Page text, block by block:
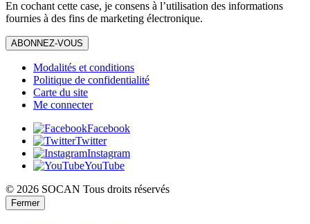
En cochant cette case, je consens à l’utilisation des informations
fournies à des fins de marketing électronique.
ABONNEZ-VOUS
Modalités et conditions
Politique de confidentialité
Carte du site
Me connecter
Facebook
Twitter
Instagram
YouTube
© 2026 SOCAN Tous droits réservés
Fermer